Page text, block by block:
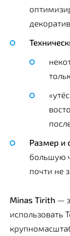
Размер и
большую
почти не
Minas Tirith —
использовать